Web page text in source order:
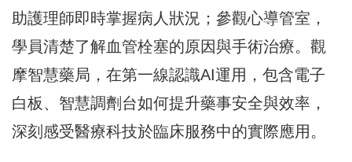
助護理師即時掌握病人狀況；參觀心導管室，
學員清楚了解血管栓塞的原因與手術治療。觀
摩智慧藥局，在第一線認識AI運用，包含電子
白板、智慧調劑台如何提升藥事安全與效率，
深刻感受醫療科技於臨床服務中的實際應用。